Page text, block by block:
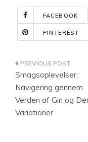
FACEBOOK
PINTEREST
Smagsoplevelser:
Navigering gennem
Verden af Gin og
Variationer